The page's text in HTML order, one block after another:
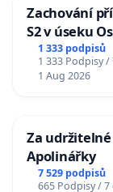
Zachování
S2 v úseku
u Jablunkova
1 333 podpisů
1 333 Podpisy /
1 Aug 2026
Za
Apolinářky
7 529 podpisů
665 Podpisy / 7